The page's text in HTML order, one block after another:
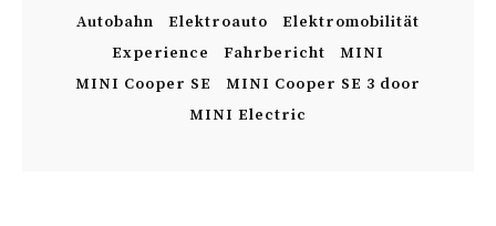
Autobahn Elektroauto
Elektromobilität
Experience
Fahrbericht
MINI
MINI Cooper SE
MINI Cooper SE 3 door
MINI Electric